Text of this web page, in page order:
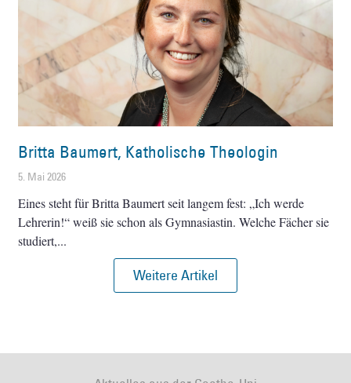
Britta Baumert, Katholische Theologin
5. Mai 2026
Eines steht für Britta Baumert seit langem fest: „Ich werde
Lehrerin!“ weiß sie schon als Gymnasiastin. Welche Fächer sie
studiert,
Weitere Artikel